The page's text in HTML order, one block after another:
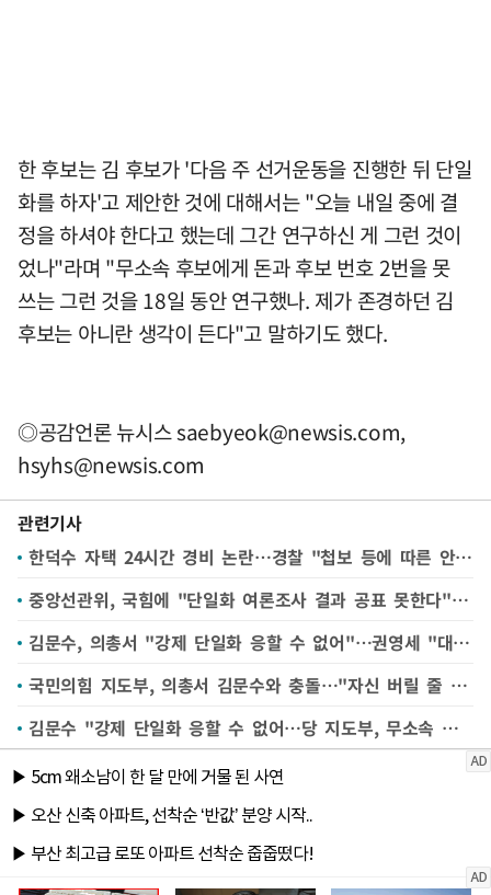
한 후보는 김 후보가 '다음 주 선거운동을 진행한 뒤 단일
화를 하자'고 제안한 것에 대해서는 "오늘 내일 중에 결
정을 하셔야 한다고 했는데 그간 연구하신 게 그런 것이
었나"라며 "무소속 후보에게 돈과 후보 번호 2번을 못
쓰는 그런 것을 18일 동안 연구했나. 제가 존경하던 김
후보는 아니란 생각이 든다"고 말하기도 했다.
◎공감언론 뉴시스saebyeok@newsis.com,
hsyhs@newsis.com
관련기사
한덕수 자택 24시간 경비 논란…경찰 "첩보 등에 따른 안전 관리"
중앙선관위, 국힘에 "단일화 여론조사 결과 공표 못한다" 답변
김문수, 의총서 "강제 단일화 응할 수 없어"…권영세 "대단히 실망"(종합)
국민의힘 지도부, 의총서 김문수와 충돌…"자신 버릴 줄 알아야"
김문수 "강제 단일화 응할 수 없어…당 지도부, 무소속 후보가 되도록 작업"